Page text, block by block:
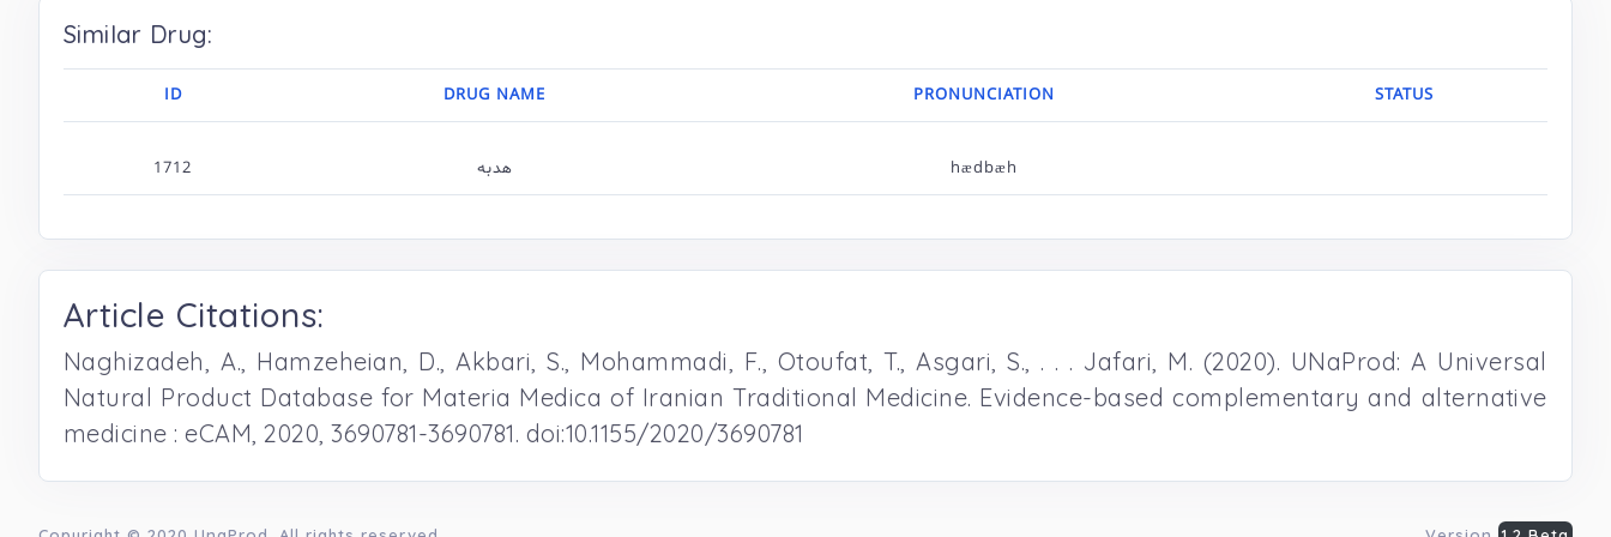
Similar Drug:
ID DRUG NAME PRONUNCIATION STATUS
1712 هدبه hædbæh
Article Citations:
Naghizadeh, A., Hamzeheian, D., Akbari, S., Mohammadi, F., Otoufat, T., Asgari, S., . . . Jafari, M. (2020). UNaProd: A Universal
Natural Product Database for Materia Medica of Iranian Traditional Medicine. Evidence-based complementary and alternative
medicine : eCAM, 2020, 3690781-3690781. doi:10.1155/2020/3690781